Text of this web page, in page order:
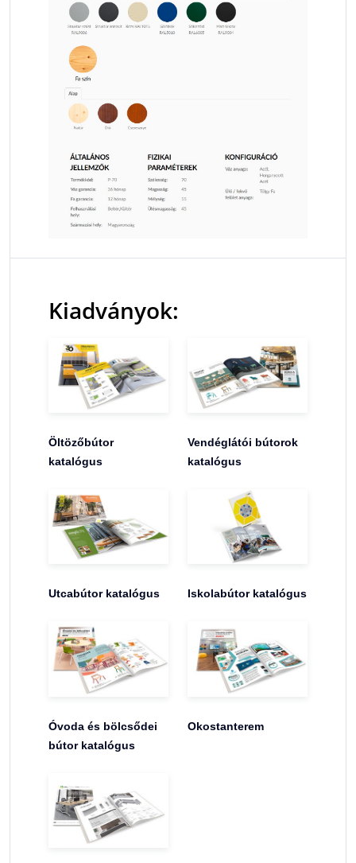
Kiadványok:
Öltözőbútor
katalógus
Vendéglátói bútorok
katalógus
Utcabútor katalógus Iskolabútor katalógus
Óvoda és bölcsődei
bútor katalógus
Okostanterem